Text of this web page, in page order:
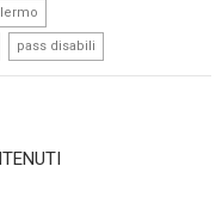
pass disabili